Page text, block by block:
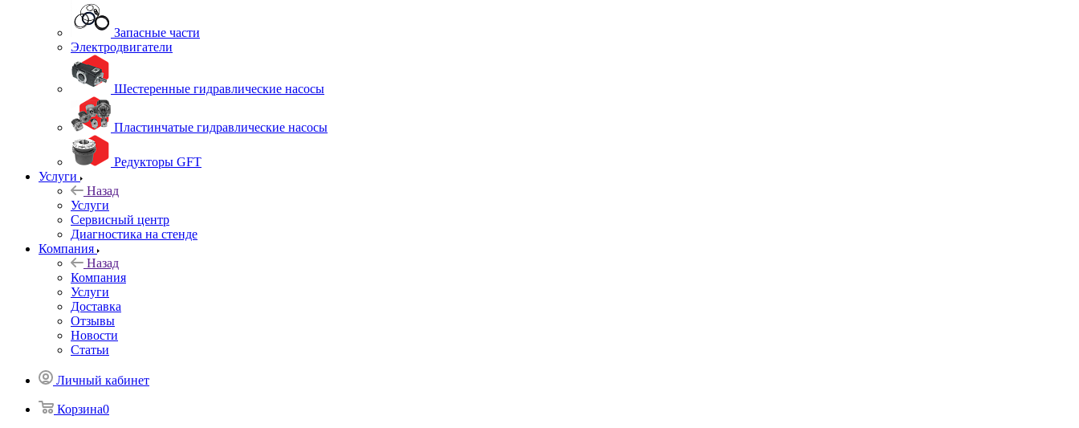
Запасные части
Электродвигатели
Шестеренные гидравлические насосы
Пластинчатые гидравлические насосы
Редукторы GFT
Услуги
Назад
Услуги
Сервисный центр
Диагностика на стенде
Компания
Назад
Компания
Услуги
Доставка
Отзывы
Новости
Статьи
Личный кабинет
Корзина0